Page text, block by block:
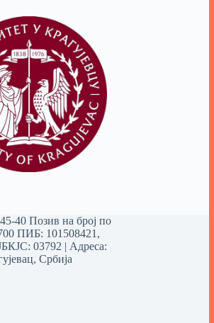
40 Позив на број по
ПИБ: 101508421,
03792 | Aдреса:
Србија